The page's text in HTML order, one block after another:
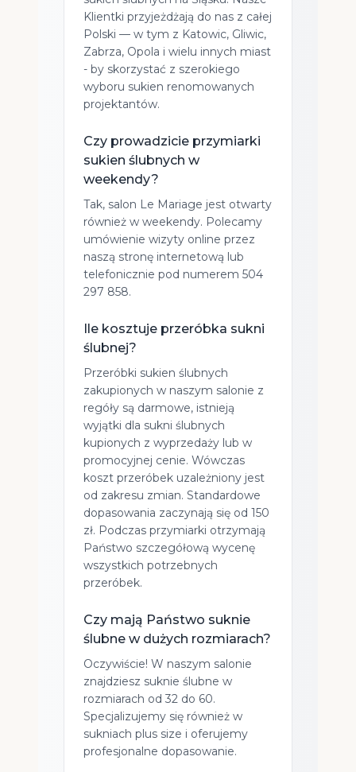
Klientki przyjeżdżają do nas z całej
Polski — w tym z Katowic, Gliwic,
Zabrza, Opola i wielu innych miast
- by skorzystać z szerokiego
wyboru sukien renomowanych
projektantów.
Czy prowadzicie przymiarki
sukien ślubnych w
weekendy?
Tak, salon Le Mariage jest otwarty
również w weekendy. Polecamy
umówienie wizyty online przez
naszą stronę internetową lub
telefonicznie pod numerem 504
297 858.
Ile kosztuje przeróbka sukni
ślubnej?
Przeróbki sukien ślubnych
zakupionych w naszym salonie z
regóły są darmowe, istnieją
wyjątki dla sukni ślubnych
kupionych z wyprzedaży lub w
promocyjnej cenie. Wówczas
koszt przeróbek uzależniony jest
od zakresu zmian. Standardowe
dopasowania zaczynają się od 150
zł. Podczas przymiarki otrzymają
Państwo szczegółową wycenę
wszystkich potrzebnych
przeróbek.
Czy mają Państwo suknie
ślubne w dużych rozmiarach?
Oczywiście! W naszym salonie
znajdziesz suknie ślubne w
rozmiarach od 32 do 60.
Specjalizujemy się również w
sukniach plus size i oferujemy
profesjonalne dopasowanie.